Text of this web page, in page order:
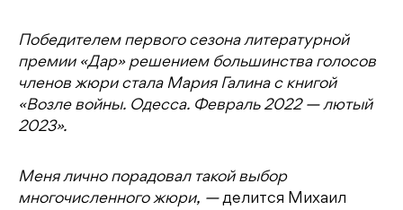
Победителем первого сезона литературной
премии «Дар» решением большинства голосов
членов жюри стала Мария Галина с книгой
«Возле войны. Одесса. Февраль 2022 — лютый
2023».
Меня лично порадовал такой выбор
многочисленного жюри, —делится Михаил